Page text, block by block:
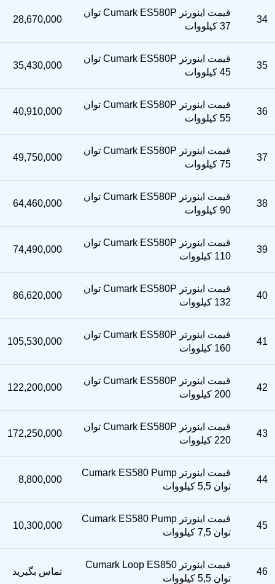
34
قیمت اینورتر Cumark ES580P توان
37 کیلووات
28,670,000
35
قیمت اینورتر Cumark ES580P توان
45 کیلووات
35,430,000
36
قیمت اینورتر Cumark ES580P توان
55 کیلووات
40,910,000
37
قیمت اینورتر Cumark ES580P توان
75 کیلووات
49,750,000
38
قیمت اینورتر Cumark ES580P توان
90 کیلووات
64,460,000
39
قیمت اینورتر Cumark ES580P توان
110 کیلووات
74,490,000
40
قیمت اینورتر Cumark ES580P توان
132 کیلووات
86,620,000
41
قیمت اینورتر Cumark ES580P توان
160 کیلووات
105,530,000
42
قیمت اینورتر Cumark ES580P توان
200 کیلووات
122,200,000
43
قیمت اینورتر Cumark ES580P توان
220 کیلووات
172,250,000
44
قیمت اینورتر Cumark ES580 Pump
توان 5,5 کیلووات
8,800,000
45
قیمت اینورتر Cumark ES580 Pump
توان 7,5 کیلووات
10,300,000
46
قیمت اینورتر Cumark Loop ES850
توان 5,5 کیلووات
تماس بگیرید